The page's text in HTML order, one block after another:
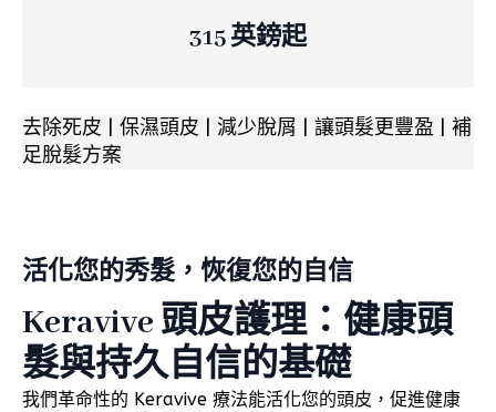
315 英鎊起
去除死皮 | 保濕頭皮 | 減少脫屑 | 讓頭髮更豐盈 | 補
足脫髮方案
活化您的秀髮，恢復您的自信
Keravive 頭皮護理：健康頭
髮與持久自信的基礎
我們革命性的 Keravive 療法能活化您的頭皮，促進健康